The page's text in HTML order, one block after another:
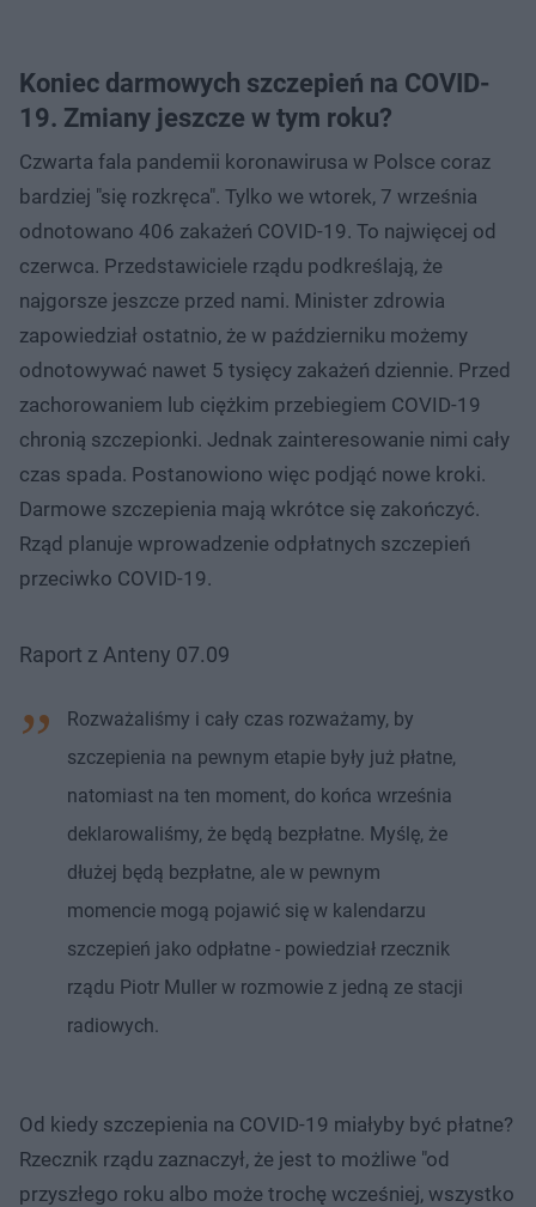
Koniec darmowych szczepień na COVID-
19. Zmiany jeszcze w tym roku?
Czwarta fala pandemii koronawirusa w Polsce coraz
bardziej "się rozkręca". Tylko we wtorek, 7 września
odnotowano 406 zakażeń COVID-19. To najwięcej od
czerwca. Przedstawiciele rządu podkreślają, że
najgorsze jeszcze przed nami. Minister zdrowia
zapowiedział ostatnio, że w październiku możemy
odnotowywać nawet 5 tysięcy zakażeń dziennie. Przed
zachorowaniem lub ciężkim przebiegiem COVID-19
chronią szczepionki. Jednak zainteresowanie nimi cały
czas spada. Postanowiono więc podjąć nowe kroki.
Darmowe szczepienia mają wkrótce się zakończyć.
Rząd planuje wprowadzenie odpłatnych szczepień
przeciwko COVID-19.
Raport z Anteny 07.09
Rozważaliśmy i cały czas rozważamy, by
szczepienia na pewnym etapie były już płatne,
natomiast na ten moment, do końca września
deklarowaliśmy, że będą bezpłatne. Myślę, że
dłużej będą bezpłatne, ale w pewnym
momencie mogą pojawić się w kalendarzu
szczepień jako odpłatne - powiedział rzecznik
rządu Piotr Muller w rozmowie z jedną ze stacji
radiowych.
Od kiedy szczepienia na COVID-19 miałyby być płatne?
Rzecznik rządu zaznaczył, że jest to możliwe "od
przyszłego roku albo może trochę wcześniej, wszystko